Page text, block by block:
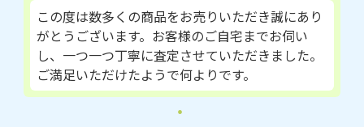
この度は数多くの商品をお売りいただき誠にあり
がとうございます。お客様のご自宅までお伺い
し、一つ一つ丁寧に査定させていただきました。
ご満足いただけたようで何よりです。